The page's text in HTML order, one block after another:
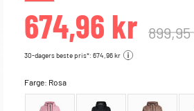
674,96 kr
30-dagers beste pris*: 674,96 kr
Farge: Rosa